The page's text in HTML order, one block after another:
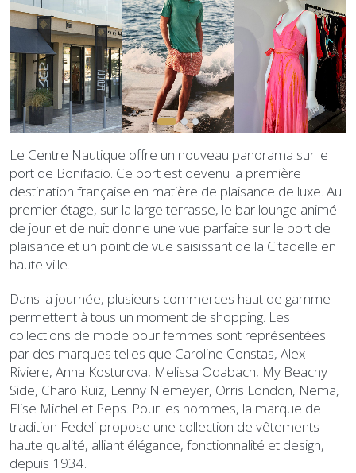
Le Centre Nautique offre un nouveau panorama sur le
port de Bonifacio. Ce port est devenu la première
destination française en matière de plaisance de luxe. Au
premier étage, sur la large terrasse, le bar lounge animé
de jour et de nuit donne une vue parfaite sur le port de
plaisance et un point de vue saisissant de la Citadelle en
haute ville.
Dans la journée, plusieurs commerces haut de gamme
permettent à tous un moment de shopping. Les
collections de mode pour femmes sont représentées
par des marques telles que Caroline Constas, Alex
Riviere, Anna Kosturova, Melissa Odabach, My Beachy
Side, Charo Ruiz, Lenny Niemeyer, Orris London, Nema,
Elise Michel et Peps. Pour les hommes, la marque de
tradition Fedeli propose une collection de vêtements
haute qualité, alliant élégance, fonctionnalité et design,
depuis 1934.